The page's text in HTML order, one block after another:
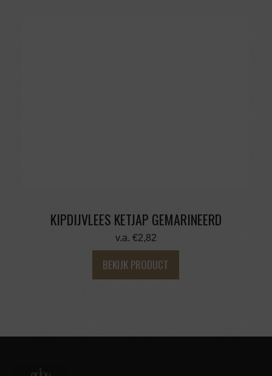
KIPDIJVLEES KETJAP GEMARINEERD
v.a. €2,82
BEKIJK PRODUCT